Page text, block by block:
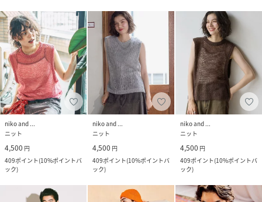
niko and ...
ニット
4,500 円
409ポイント(10%ポイントバ
ック)
niko and ...
ニット
4,500 円
409ポイント(10%ポイントバ
ック)
niko and ...
ニット
4,500 円
409ポイント(10%ポイントバ
ック)